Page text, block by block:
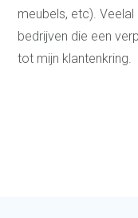
meubels, etc).
bedrijven die een
tot mijn klantenkring.